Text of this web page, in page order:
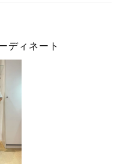
ディネート